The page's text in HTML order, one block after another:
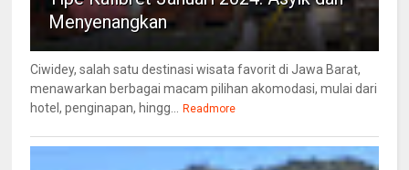
Menyenangkan
Ciwidey, salah satu destinasi wisata favorit di Jawa Barat,
menawarkan berbagai macam pilihan akomodasi, mulai dari
hotel, penginapan, hingg...
Readmore